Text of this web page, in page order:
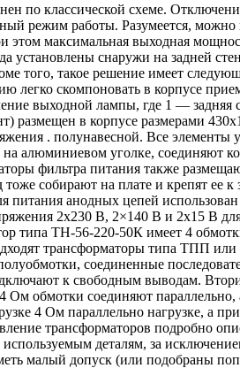
по классической схеме.
режим работы. Разумеется, можно
этом максимальная выходная
установлены снаружи на задней
того, такое решение имеет
легко скомпоновать в корпусе
выходной лампы, где 1 —
размещен в корпусе размерами
. полунавесной. Все элементы
на алюминиевом уголке, соединяют
фильтра питания также
собирают на плате и крепят ее к
питания анодных цепей
2х230 В, 2×140 B и 2х15 В для
типа ТН-56-220-50К имеет 4
трансформаторы типа ТПП
соединенные
к свободным выводам.
Ом обмотки соединяют
4 Ом параллельно нагрузке, а
трансформаторов подробно
деталям, за
малый допуск (или подобраны